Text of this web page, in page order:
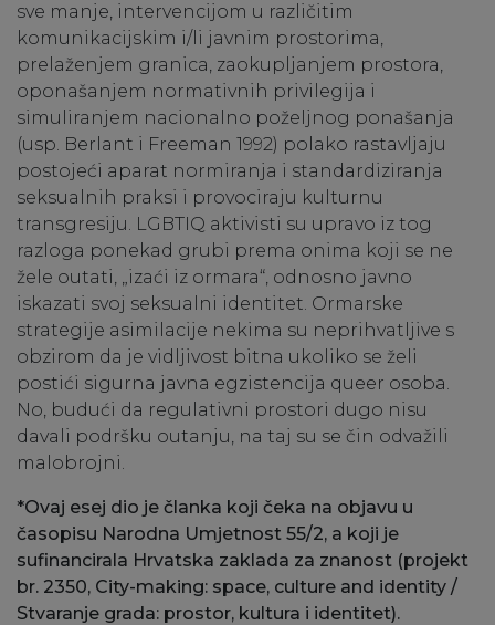
sve manje, intervencijom u različitim
komunikacijskim i/li javnim prostorima,
prelaženjem granica, zaokupljanjem prostora,
oponašanjem normativnih privilegija i
simuliranjem nacionalno poželjnog ponašanja
(usp. Berlant i Freeman 1992) polako rastavljaju
postojeći aparat normiranja i standardiziranja
seksualnih praksi i provociraju kulturnu
transgresiju. LGBTIQ aktivisti su upravo iz tog
razloga ponekad grubi prema onima koji se ne
žele outati, „izaći iz ormara“, odnosno javno
iskazati svoj seksualni identitet. Ormarske
strategije asimilacije nekima su neprihvatljive s
obzirom da je vidljivost bitna ukoliko se želi
postići sigurna javna egzistencija queer osoba.
No, budući da regulativni prostori dugo nisu
davali podršku outanju, na taj su se čin odvažili
malobrojni.
*Ovaj esej dio je članka koji čeka na objavu u
časopisu Narodna Umjetnost 55/2, a koji je
sufinancirala Hrvatska zaklada za znanost (projekt
br. 2350, City-making: space, culture and identity /
Stvaranje grada: prostor, kultura i identitet).